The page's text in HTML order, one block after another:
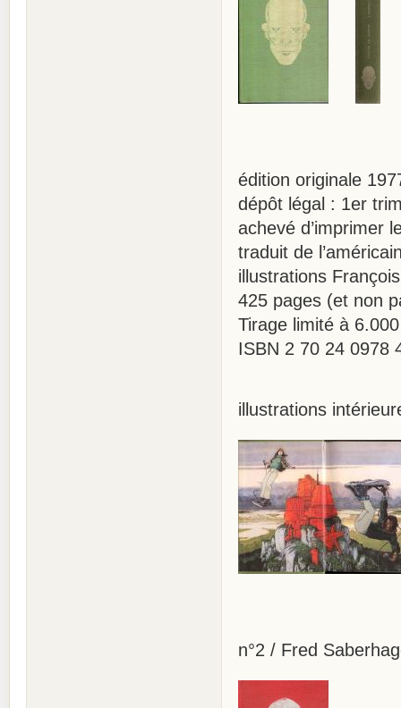
édition originale
dépôt légal : 1er
achevé d’imprimer
traduit de
illustrations
425 pages (et non
Tirage limité à
ISBN 2 70 24 0978
illustrations
n°2 / Fred